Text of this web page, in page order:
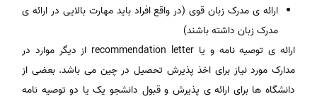
ارائه ی مدرک زبان قوی (در واقع افراد باید مهارت بالایی در ارائه ی
مدرک زبان داشته باشند)
ارائه ی توصیه نامه و یا recommendation letter از دیگر موارد در
مدارک مورد نیاز برای اخذ پذیرش تحصیل در چین می باشد. بعضی از
دانشگاه ها برای ارائه ی پذیرش و قبول دانشجو یک یا دو توصیه نامه